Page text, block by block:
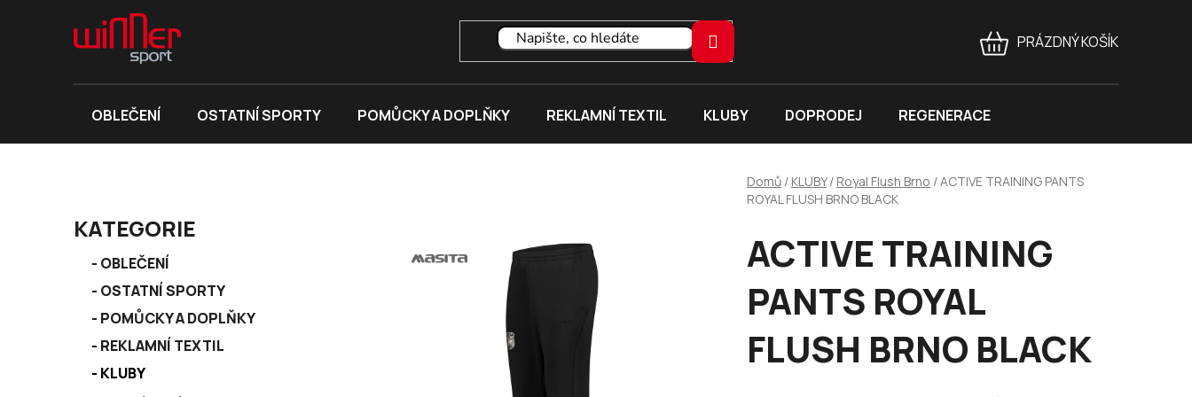
NÁKUPNÍ
KOŠÍK
PRÁZDNÝ KOŠÍK
OBLEČENÍ OSTATNÍ SPORTY POMŮCKY A DOPLŇKY REKLAMNÍ TEXTIL KLUBY DOPRODEJ REGENERACE
Domů / KLUBY / Royal Flush Brno /ACTIVE TRAINING PANTS
ROYAL FLUSH BRNO BLACK
P
o
KATEGORIE
Přeskočit
OBLEČENÍ
OSTATNÍ SPORTY
POMŮCKY A DOPLŇKY
REKLAMNÍ TEXTIL
KLUBY
ACTIVE TRAINING
PANTS ROYAL
FLUSH BRNO BLACK